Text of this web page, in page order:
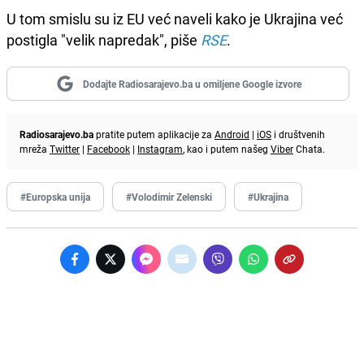
U tom smislu su iz EU već naveli kako je Ukrajina već
postigla "velik napredak", piše RSE.
Dodajte Radiosarajevo.ba u omiljene Google izvore
Radiosarajevo.bapratite putem aplikacije za Android | iOS i društvenih
mreža Twitter | Facebook | Instagram, kao i putem našeg ViberChata.
#Europska unija #Volodimir Zelenski #Ukrajina